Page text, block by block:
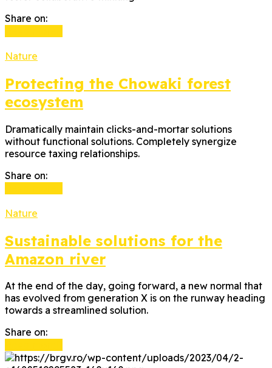
Share on:
Nature
Protecting the Chowaki forest
ecosystem
Dramatically maintain clicks-and-mortar solutions
without functional solutions. Completely synergize
resource taxing relationships.
Share on:
Nature
Sustainable solutions for the
Amazon river
At the end of the day, going forward, a new normal that
has evolved from generation X is on the runway heading
towards a streamlined solution.
Share on: